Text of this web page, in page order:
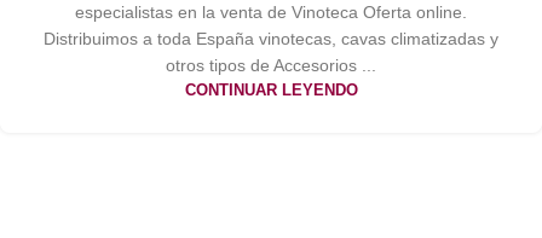
especialistas en la venta de Vinoteca Oferta online.
Distribuimos a toda España vinotecas, cavas climatizadas y
otros tipos de Accesorios ...
CONTINUAR LEYENDO